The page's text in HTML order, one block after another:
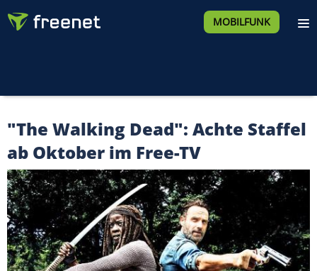
MOBILFUNK
"The Walking Dead": Achte Staffel
ab Oktober im Free-TV